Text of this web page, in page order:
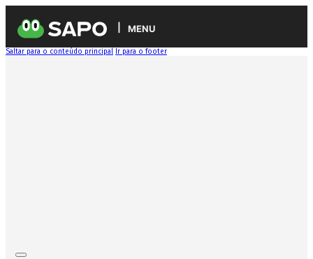
MENU
Saltar para o conteúdo principal Ir para o footer